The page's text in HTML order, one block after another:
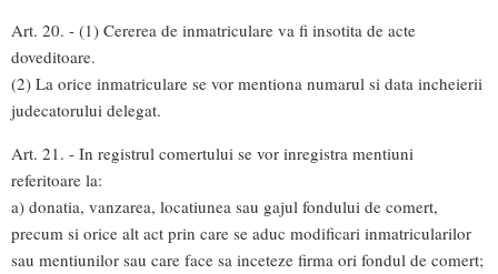
Art. 20. - (1) Cererea de inmatriculare va fi insotita de acte
doveditoare.
(2) La orice inmatriculare se vor mentiona numarul si data incheierii
judecatorului delegat.
Art. 21. - In registrul comertului se vor inregistra mentiuni
referitoare la:
a) donatia, vanzarea, locatiunea sau gajul fondului de comert,
precum si orice alt act prin care se aduc modificari inmatricularilor
sau mentiunilor sau care face sa inceteze firma ori fondul de comert;